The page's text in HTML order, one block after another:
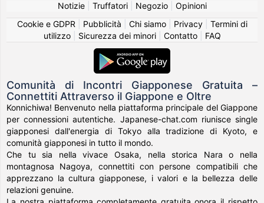
Notizie| Truffatori| Negozio| Opinioni
Cookie e GDPR
Pubblicità Chi siamo| Privacy| Termini di
utilizzo| Sicurezza dei minori| Contatto| FAQ
Comunità di Incontri Giapponese Gratuita –
Connettiti Attraverso il Giappone e Oltre
Konnichiwa! Benvenuto nella piattaforma principale del Giappone
per connessioni autentiche. Japanese-chat.com riunisce single
giapponesi dall'energia di Tokyo alla tradizione di Kyoto, e
comunità giapponesi in tutto il mondo.
Che tu sia nella vivace Osaka, nella storica Nara o nella
montagnosa Nagoya, connettiti con persone compatibili che
apprezzano la cultura giapponese, i valori e la bellezza delle
relazioni genuine.